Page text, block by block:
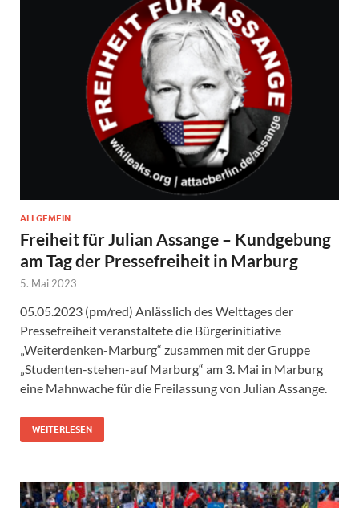
ALLGEMEIN
Freiheit für Julian Assange – Kundgebung
am Tag der Pressefreiheit in Marburg
5. Mai 2023
05.05.2023 (pm/red) Anlässlich des Welttages der
Pressefreiheit veranstaltete die Bürgerinitiative
„Weiterdenken-Marburg“ zusammen mit der Gruppe
„Studenten-stehen-auf Marburg“ am 3. Mai in Marburg
eine Mahnwache für die Freilassung von Julian Assange.
WEITERLESEN